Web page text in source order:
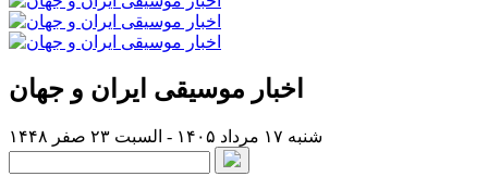
اخبار موسیقی ایران و جهان
شنبه ۱۷ مرداد ۱۴۰۵ - السبت ۲۳ صفر ۱۴۴۸